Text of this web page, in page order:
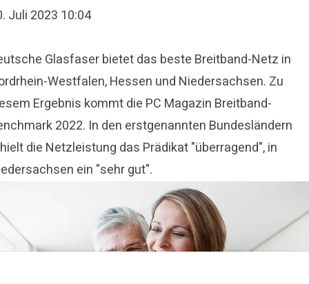
Juli 2023 10:04
Glasfaser bietet das beste Breitband-Netz in
Westfalen, Hessen und Niedersachsen. Zu
Ergebnis kommt die PC Magazin Breitband-
2022. In den erstgenannten Bundesländern
die Netzleistung das Prädikat "überragend", in
ein "sehr gut".